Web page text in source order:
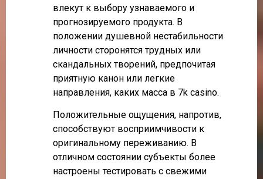
влекут к выбору узнаваемого и
прогнозируемого продукта. В
положении душевной нестабильности
личности сторонятся трудных или
скандальных творений, предпочитая
приятную канон или легкие
направления, каких масса в 7k casino.
Положительные ощущения, напротив,
способствуют восприимчивости к
оригинальному переживанию. В
отличном состоянии субъекты более
настроены тестировать с свежими